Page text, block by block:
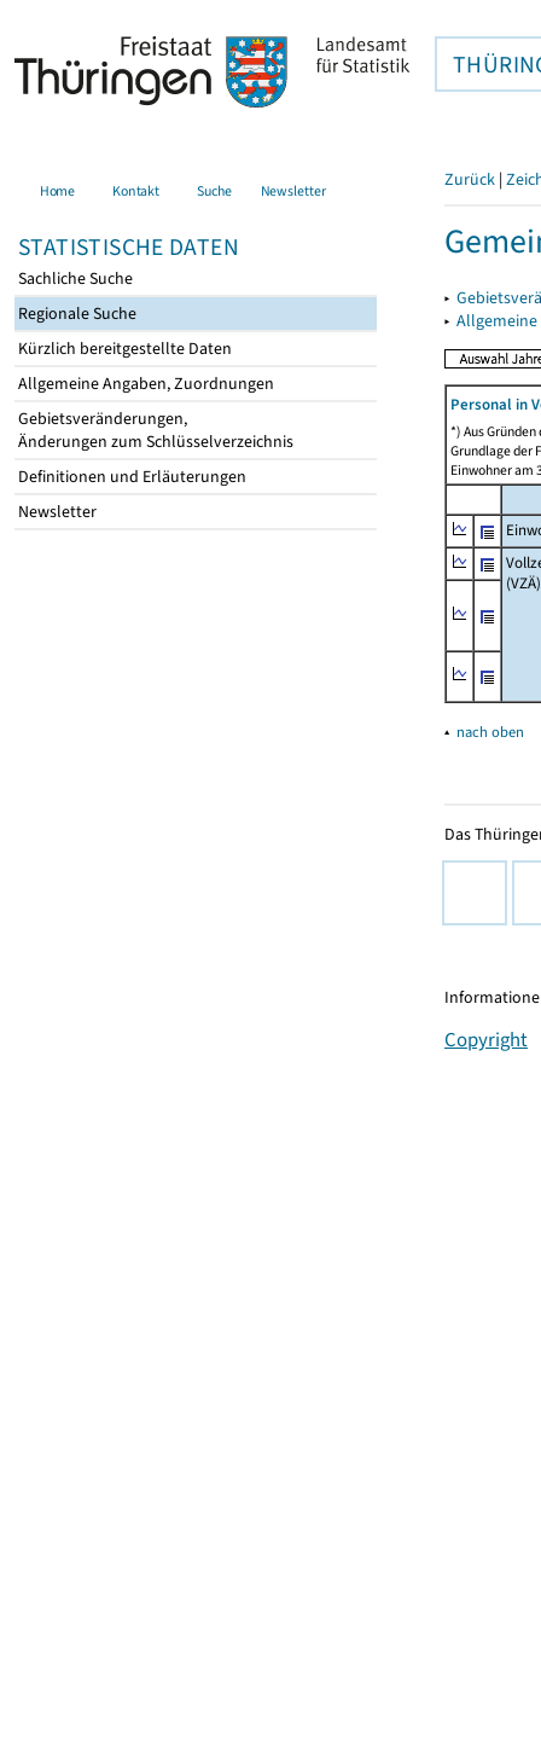
Home Kontakt Suche Newsletter
STATISTISCHE DATEN
Sachliche Suche
Regionale Suche
Kürzlich bereitgestellte Daten
Allgemeine Angaben, Zuordnungen
Gebietsveränderungen,
Änderungen zum Schlüsselverzeichnis
Definitionen und Erläuterungen
Newsletter
Zurück |
▸
▸
Personal in
*) Aus
Grundlage der
Einwohner am
(VZÄ)
▴ nach oben
Das
Copyright